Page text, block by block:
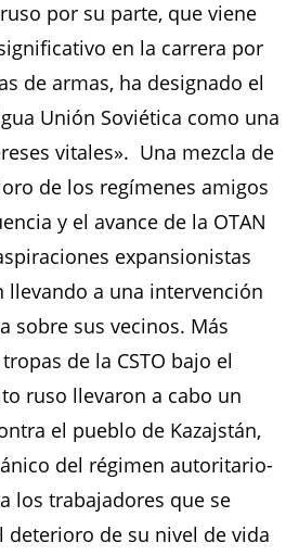
por su parte, que viene
en la carrera por
de armas, ha designado el
Unión Soviética como una
vitales». Una mezcla de
de los regímenes amigos
y el avance de la OTAN
expansionistas
llevando a una intervención
sobre sus vecinos. Más
de la CSTO bajo el
ruso llevaron a cabo un
el pueblo de Kazajstán,
del régimen autoritario-
los trabajadores que se
deterioro de su nivel de vida